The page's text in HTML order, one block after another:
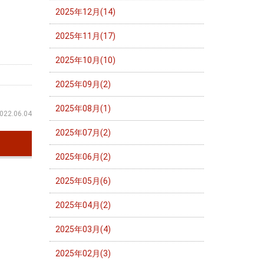
2025年12月(14)
2025年11月(17)
2025年10月(10)
2025年09月(2)
2025年08月(1)
2025年07月(2)
2025年06月(2)
2025年05月(6)
2025年04月(2)
2025年03月(4)
2025年02月(3)